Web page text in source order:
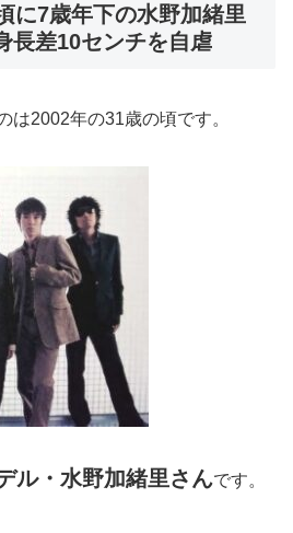
に7歳年下の水野加緒里
長差10センチを自虐
は2002年の31歳の頃です。
ル・水野加緒里さんです。